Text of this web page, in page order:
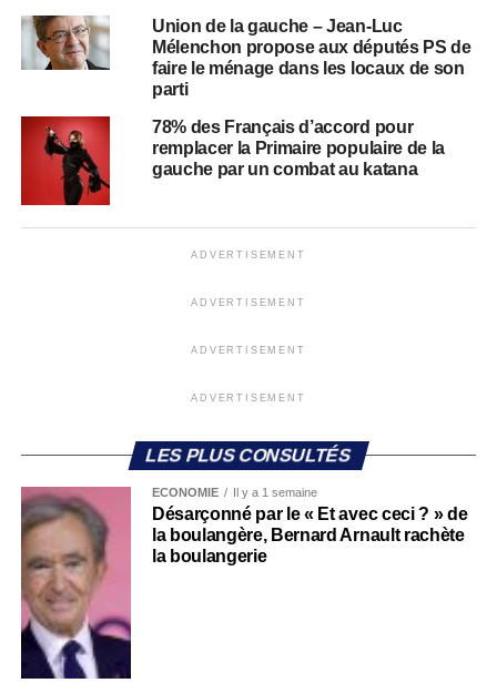
Union de la gauche – Jean-Luc
Mélenchon propose aux députés PS de
faire le ménage dans les locaux de son
parti
78% des Français d’accord pour
remplacer la Primaire populaire de la
gauche par un combat au katana
ADVERTISEMENT
ADVERTISEMENT
ADVERTISEMENT
ADVERTISEMENT
LES PLUS CONSULTÉS
ECONOMIE Il y a 1 semaine
Désarçonné par le « Et avec ceci ? » de
la boulangère, Bernard Arnault rachète
la boulangerie